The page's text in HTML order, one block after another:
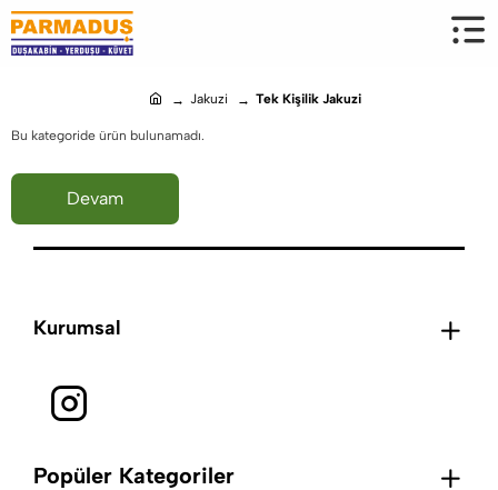
o
e
Jakuzi Tek Kişilik Jakuzi
Bu kategoride ürün bulunamadı.
Devam
Kurumsal
Popüler Kategoriler